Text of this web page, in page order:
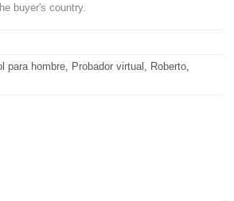
buyer's country.
para hombre, Probador virtual , Roberto,